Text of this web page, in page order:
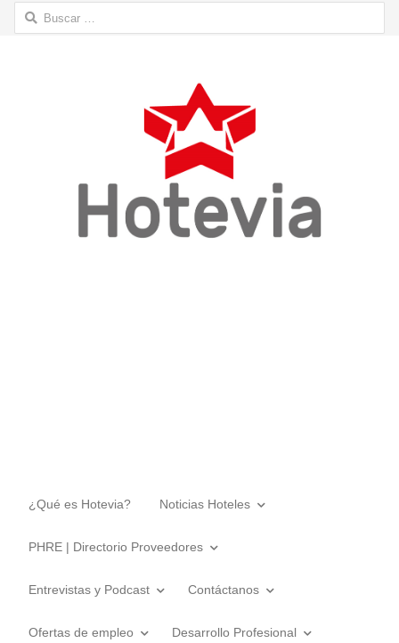
Buscar:
¿Qué es Hotevia? Noticias Hoteles
PHRE | Directorio Proveedores
Entrevistas y Podcast Contáctanos
Ofertas de empleo Desarrollo Profesional